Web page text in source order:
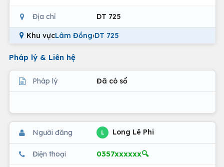
Địa chỉ DT 725
Khu vựcLâm Đồng›DT 725
Pháp lý & Liên hệ
Pháp lý Đã có sổ
Người đăng L Long Lê Phi
Điện thoại 0357xxxxxx🔍